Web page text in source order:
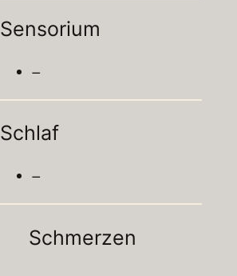
Sensorium
–
Schlaf
–
Schmerzen